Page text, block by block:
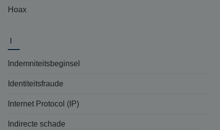
Hoax
Indemniteitsbeginsel
Identiteitsfraude
Internet Protocol (IP)
Indirecte schade